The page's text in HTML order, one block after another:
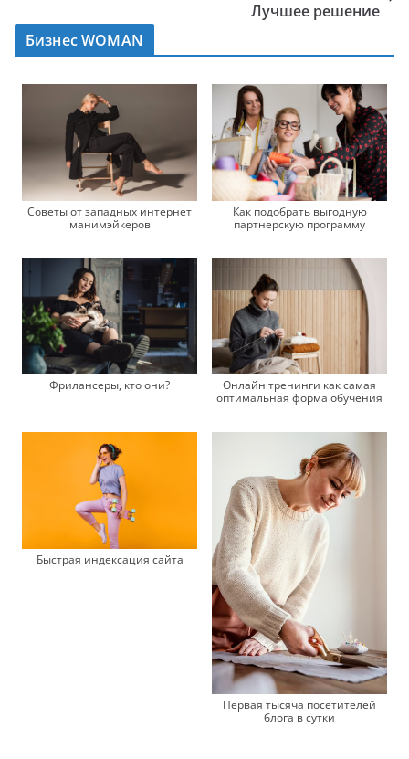
Лучшее решение
Бизнес WOMAN
Советы от западных интернет
манимэйкеров
Как подобрать выгодную
партнерскую программу
Фрилансеры, кто они?
Онлайн тренинги как самая
оптимальная форма обучения
Быстрая индексация сайта
Первая тысяча посетителей
блога в сутки